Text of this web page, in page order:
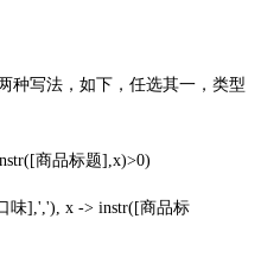
种写法，如下，任选其一，类型
商品标题],x)>0)
味],','), x -> instr([商品标